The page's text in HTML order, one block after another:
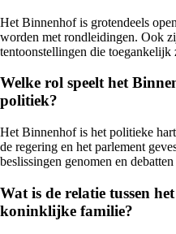
Het Binnenhof is grotendeels
worden met rondleidingen. Ook
tentoonstellingen die toegankelijk
Welke rol speelt het
politiek?
Het Binnenhof is het politieke
de regering en het parlement
beslissingen genomen en
Wat is de relatie tussen
koninklijke familie?